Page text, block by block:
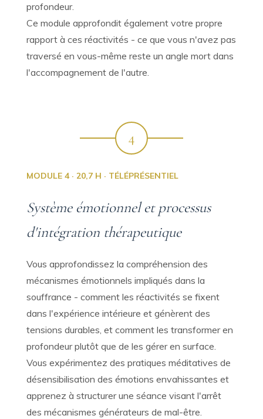
profondeur.
Ce module approfondit également votre propre
rapport à ces réactivités - ce que vous n'avez pas
traversé en vous-même reste un angle mort dans
l'accompagnement de l'autre.
4
MODULE 4 · 20,7 H · TÉLÉPRÉSENTIEL
Système émotionnel et processus
d'intégration thérapeutique
Vous approfondissez la compréhension des
mécanismes émotionnels impliqués dans la
souffrance - comment les réactivités se fixent
dans l'expérience intérieure et génèrent des
tensions durables, et comment les transformer en
profondeur plutôt que de les gérer en surface.
Vous expérimentez des pratiques méditatives de
désensibilisation des émotions envahissantes et
apprenez à structurer une séance visant l'arrêt
des mécanismes générateurs de mal-être.